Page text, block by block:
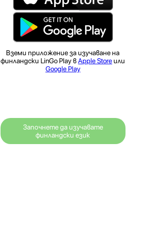
Вземи приложение за изучаване на
финландски LinGo Play вApple Storeили
Google Play
Започнете да изучавате
финландски език